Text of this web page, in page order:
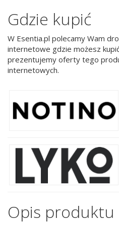
Gdzie kupić
W Esentia.pl polecamy Wam
internetowe gdzie możesz
prezentujemy oferty tego
internetowych.
Opis produktu